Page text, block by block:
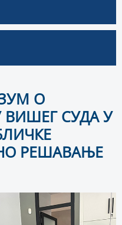
О
СУДА У
РЕШАВАЊЕ